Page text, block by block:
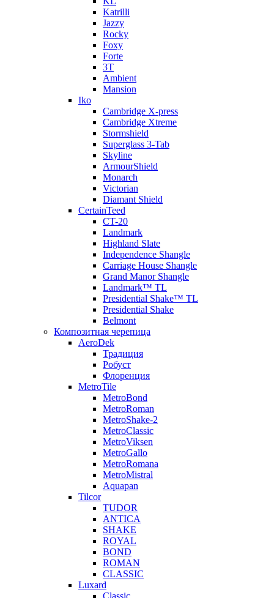
Katrilli
Jazzy
Rocky
Foxy
Forte
3T
Ambient
Mansion
Iko
Cambridge X-press
Cambridge Xtreme
Stormshield
Superglass 3-Tab
Skyline
ArmourShield
Monarch
Victorian
Diamant Shield
CertainTeed
CT-20
Landmark
Highland Slate
Independence Shangle
Carriage House Shangle
Grand Manor Shangle
Landmark™ TL
Presidential Shake™ TL
Presidential Shake
Belmont
Композитная черепица
AeroDek
Традиция
Робуст
Флоренция
MetroTile
MetroBond
MetroRoman
MetroShake-2
MetroClassic
MetroViksen
MetroGallo
MetroRomana
MetroMistral
Aquapan
Tilcor
TUDOR
ANTICA
SHAKE
ROYAL
BOND
ROMAN
CLASSIC
Luxard